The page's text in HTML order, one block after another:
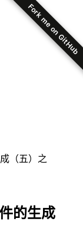
Fork me on GitHub
（五）之
的生成